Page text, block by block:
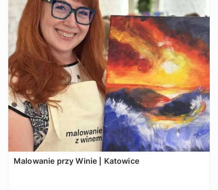
Malowanie przy Winie | Katowice